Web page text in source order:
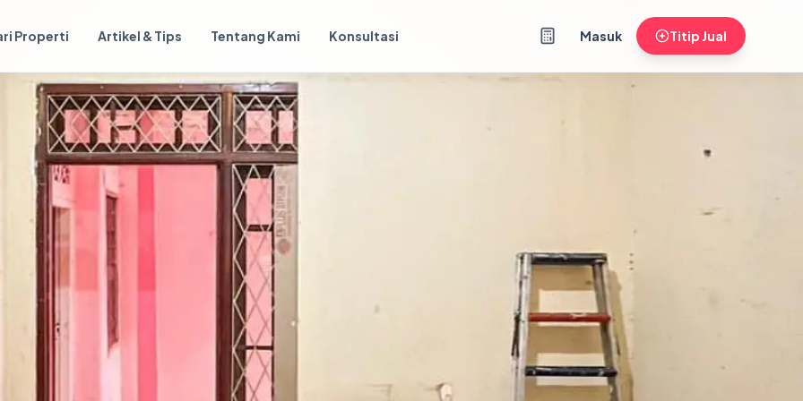
Properti Artikel & Tips Tentang Kami Konsultasi Masuk Titip Jual